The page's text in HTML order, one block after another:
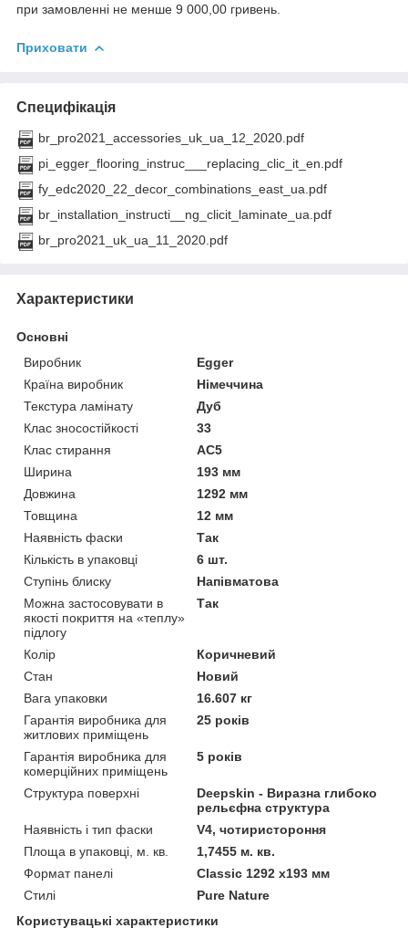
при замовленні не менше 9 000,00 гривень.
Приховати
Специфікація
br_pro2021_accessories_uk_ua_12_2020.pdf
pi_egger_flooring_instruc___replacing_clic_it_en.pdf
fy_edc2020_22_decor_combinations_east_ua.pdf
br_installation_instructi__ng_clicit_laminate_ua.pdf
br_pro2021_uk_ua_11_2020.pdf
Характеристики
Основні
Виробник
Egger
Країна виробник
Німеччина
Текстура ламінату
Дуб
Клас зносостійкості
33
Клас стирання
АС5
Ширина
193 мм
Довжина
1292 мм
Товщина
12 мм
Наявність фаски
Так
Кількість в упаковці
6 шт.
Ступінь блиску
Напівматова
Можна застосовувати в
якості покриття на «теплу»
підлогу
Так
Колір
Коричневий
Стан
Новий
Вага упаковки
16.607 кг
Гарантія виробника для
житлових приміщень
25 років
Гарантія виробника для
комерційних приміщень
5 років
Структура поверхні
Deepskin - Виразна глибоко
рельєфна структура
Наявність і тип фаски
V4, чотиристороння
Площа в упаковці, м. кв.
1,7455 м. кв.
Формат панелі
Classic 1292 x193 мм
Стилі
Pure Nature
Користувацькі характеристики